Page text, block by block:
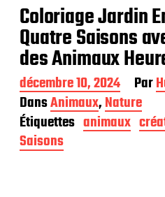
Coloriage Jardin
Quatre Saisons
des Animaux
D
a
t
e
d
e
décembre 10, 2024 Par
DansAnimaux,Nature
Étiquettes animaux
Saisons